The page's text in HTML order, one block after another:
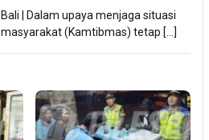
| Dalam upaya menjaga situasi
(Kamtibmas) tetap […]